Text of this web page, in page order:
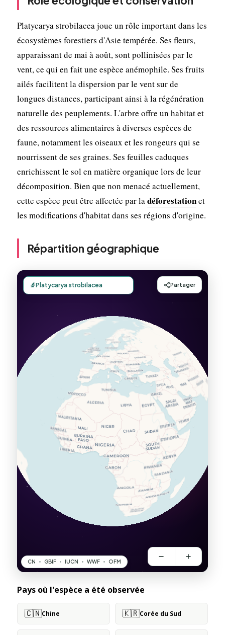
Platycarya strobilacea joue un rôle important dans les
écosystèmes forestiers d'Asie tempérée. Ses fleurs,
apparaissant de mai à août, sont pollinisées par le
vent, ce qui en fait une espèce anémophile. Ses fruits
ailés facilitent la dispersion par le vent sur de
longues distances, participant ainsi à la régénération
naturelle des peuplements. L'arbre offre un habitat et
des ressources alimentaires à diverses espèces de
faune, notamment les oiseaux et les rongeurs qui se
nourrissent de ses graines. Ses feuilles caduques
enrichissent le sol en matière organique lors de leur
décomposition. Bien que non menacé actuellement,
cette espèce peut être affectée par ladéforestationet
les modifications d'habitat dans ses régions d'origine.
Répartition géographique
Pays où l'espèce a été observée
🇨🇳Chine 🇰🇷Corée du Sud